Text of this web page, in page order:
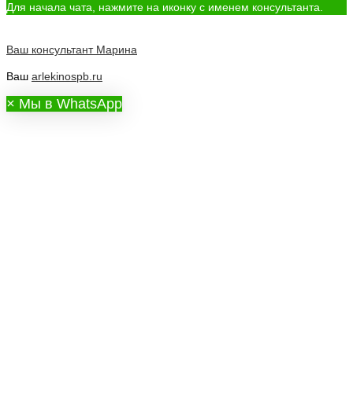
Для начала чата, нажмите на иконку с именем консультанта.
Ваш консультант Марина
Ваш arlekinospb.ru
× Мы в WhatsApp